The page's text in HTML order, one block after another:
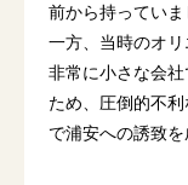
前から持っていま
一方、当時のオ
非常に小さな会
ため、圧倒的不
で浦安への誘致